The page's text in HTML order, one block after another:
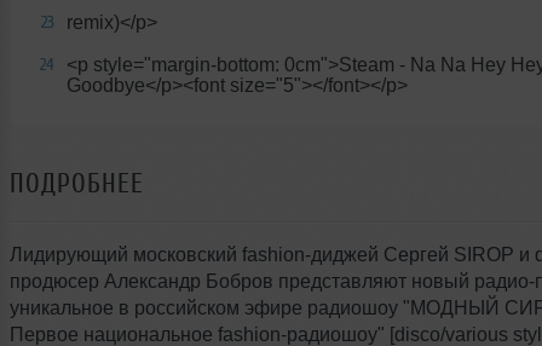
23 remix)</p>
24
<p style="margin-bottom: 0cm">Steam - Na Na Hey
Goodbye</p><font size="5"></font></p>
ПОДРОБНЕЕ
Лидирующий московский fashion-диджей Сергей SIROP и
продюсер Александр Бобров представляют новый радио-
уникальное в российском эфире радиошоу "МОДНЫЙ
Первое национальное fashion-радиошоу" [disco/various